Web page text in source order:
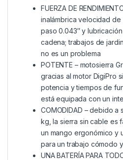
FUERZA DE
inalámbrica velocidad de
paso 0.043″ y
cadena; trabajos de
no es un problema
POTENTE – motosierra
gracias al motor DigiPro
potencia y tiempos de
está equipada con un
COMODIDAD – debido a
kg, la sierra sin cable es
un mango ergonómico y
para un trabajo cómodo
UNA BATERÍA PARA